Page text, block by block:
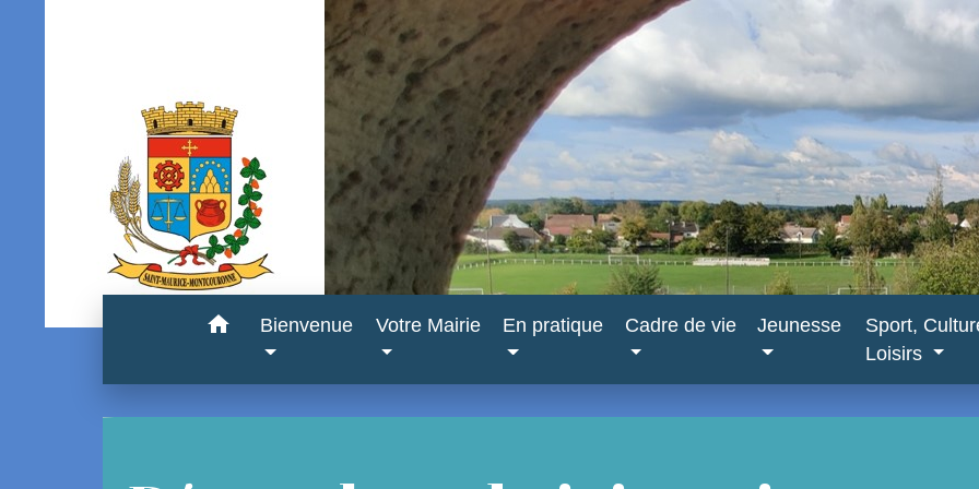
home Bienvenue Votre Mairie En pratique Cadre de vie Jeunesse
Sport,
Loisirs